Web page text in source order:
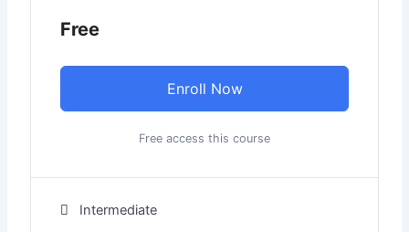
Free
Enroll Now
Free access this course
Intermediate